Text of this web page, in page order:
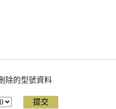
除的型號資料